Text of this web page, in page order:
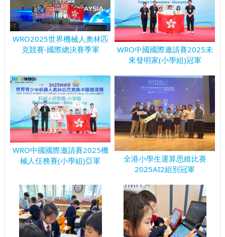
WRO2025世界機械人奧林匹
克競賽-國際總決賽季軍
WRO中國國際邀請賽2025未
來發明家(小學組)冠軍
WRO中國國際邀請賽2025機
械人任務賽(小學組)亞軍
全港小學生運算思維比賽
2025AI2組別冠軍